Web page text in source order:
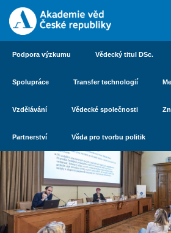
Podpora výzkumu Vědecký titul DSc.
Spolupráce Transfer technologií
Vzdělávání Vědecké společnosti
Partnerství Věda pro tvorbu politik